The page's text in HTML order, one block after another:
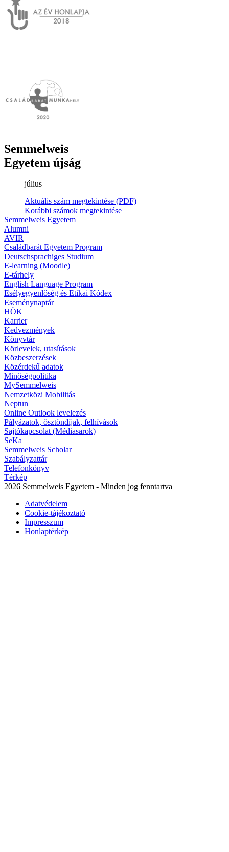
Semmelweis
Egyetem újság
július
Aktuális szám megtekintése (PDF)
Korábbi számok megtekintése
Semmelweis Egyetem
Alumni
AVIR
Családbarát Egyetem Program
Deutschsprachiges Studium
E-learning (Moodle)
E-tárhely
English Language Program
Esélyegyenlőség és Etikai Kódex
Eseménynaptár
HÖK
Karrier
Kedvezmények
Könyvtár
Körlevelek, utasítások
Közbeszerzések
Közérdekű adatok
Minőségpolitika
MySemmelweis
Nemzetközi Mobilitás
Neptun
Online Outlook levelezés
Pályázatok, ösztöndíjak, felhívások
Sajtókapcsolat (Médiasarok)
SeKa
Semmelweis Scholar
Szabályzattár
Telefonkönyv
Térkép
2026 Semmelweis Egyetem - Minden jog fenntartva
Adatvédelem
Cookie-tájékoztató
Impresszum
Honlaptérkép